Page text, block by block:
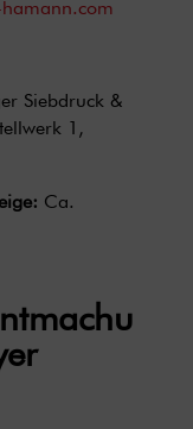
Siebdruck &
1,
Ca.